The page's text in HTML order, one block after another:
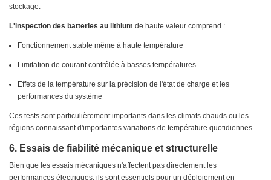
stockage.
L'inspection des batteries au lithium de haute valeur comprend :
Fonctionnement stable même à haute température
Limitation de courant contrôlée à basses températures
Effets de la température sur la précision de l'état de charge et les
performances du système
Ces tests sont particulièrement importants dans les climats chauds ou les
régions connaissant d'importantes variations de température quotidiennes.
6. Essais de fiabilité mécanique et structurelle
Bien que les essais mécaniques n'affectent pas directement les
performances électriques, ils sont essentiels pour un déploiement en